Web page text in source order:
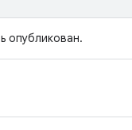
опубликован.